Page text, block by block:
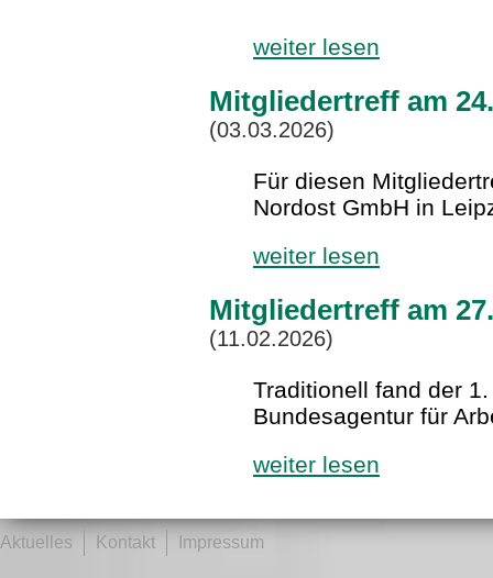
weiter lesen
Mitgliedertreff am
(03.03.2026)
Für diesen
Nordost GmbH in
weiter lesen
Mitgliedertreff am
(11.02.2026)
Traditionell fand der
Bundesagentur für
weiter lesen
Aktuelles Kontakt Impressum